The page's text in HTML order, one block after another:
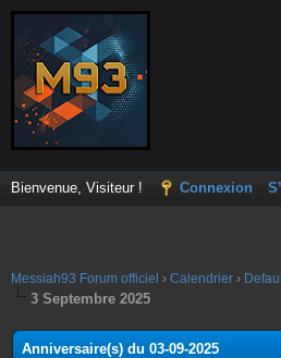
Bienvenue, Visiteur ! Connexion
Messiah93 Forum officiel › Calendrier ›
3 Septembre 2025
Anniversaire(s) du 03-09-2025